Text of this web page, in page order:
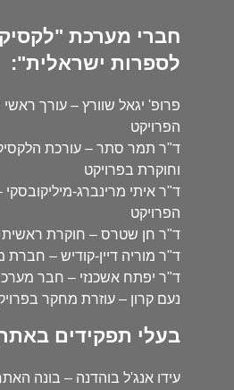
חברי מערכת
לספרות ישראלית":
פרופ' יגאל שוורץ – עורך
הפרויקט
ד"ר תמר סתר – עורכת
וחוקרת בפרויקט
ד"ר איתי מרינברג-
הפרויקט
ד"ר חן שטרס – חוקרת ראשית
ד"ר מוריה דיין-קודיש –
ד"ר יפתח אשכנזי – חבר
נעם קרון – עוזרת מחקר
בעלי תפקידים
עידו אנג'ל בוהדנה – בונה